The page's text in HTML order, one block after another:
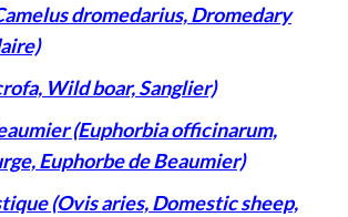
dromedarius, Dromedary
Wild boar, Sanglier)
(Euphorbia officinarum,
Euphorbe de Beaumier)
(Ovis aries, Domestic sheep,